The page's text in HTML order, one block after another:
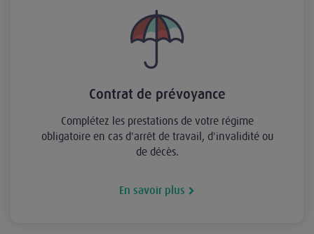
Contrat de prévoyance
Complétez les prestations de votre régime
obligatoire en cas d'arrêt de travail, d'invalidité ou
de décès.
En savoir plus